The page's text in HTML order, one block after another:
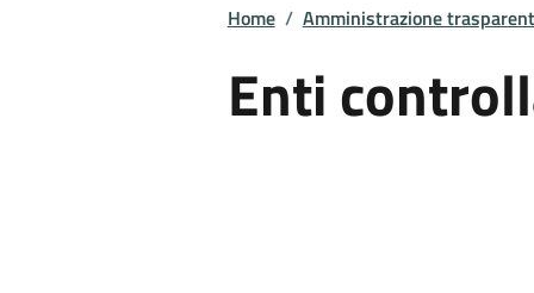
Home / Amministrazione
Enti